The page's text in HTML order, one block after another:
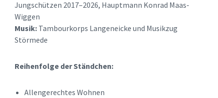
Jungschützen 2017–2026, Hauptmann Konrad Maas-
Wiggen
Musik: Tambourkorps Langeneicke und Musikzug
Störmede
Reihenfolge der Ständchen:
Allengerechtes Wohnen